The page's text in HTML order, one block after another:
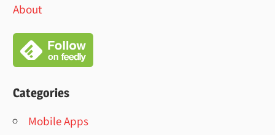
About
Categories
Mobile Apps